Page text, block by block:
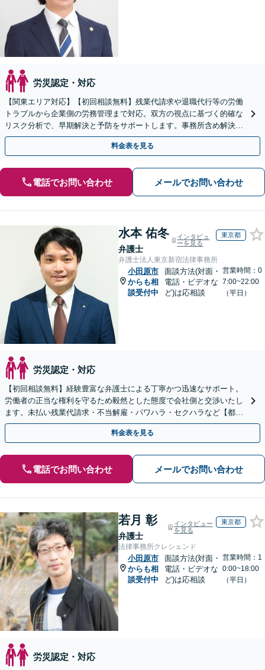
労災認定・対応
【関東エリア対応】【初回相談無料】残業代請求や退職代行等の労働
トラブルから企業側の労務管理まで対応。双方の視点に基づく的確な
リスク分析で、早期解決と予防をサポートします。事務所含め解決実
績は年300件以上！【時間外・Web相談も可】
料金表を見る
電話でお問い合わせ メールでお問い合わせ
水本 佑冬
弁護士
インタビュ
ーを見る
東京都
弁護士法人東京新宿法律事務所
小田原市
からも相
談受付中
面談方法(対面・
電話・ビデオな
ど)は応相談
営業時間：0
7:00~22:00
（平日）
労災認定・対応
【初回相談無料】経験豊富な弁護士による丁寧かつ迅速なサポート。
労働者の正当な権利を守るため毅然とした態度で会社側と交渉いたし
ます。未払い残業代請求・不当解雇・パワハラ・セクハラなど【都庁
前駅直結】【複数拠点あり】
料金表を見る
電話でお問い合わせ メールでお問い合わせ
若月 彰
弁護士
インタビュー
を見る
東京都
法律事務所クレシェンド
小田原市
からも相
談受付中
面談方法(対面・
電話・ビデオな
ど)は応相談
営業時間：1
0:00~18:00
（平日）
労災認定・対応